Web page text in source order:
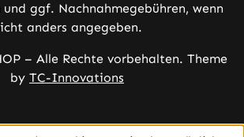
und ggf. Nachnahmegebühren, wenn
anders angegeben.
– Alle Rechte vorbehalten. Theme
by TC-Innovations